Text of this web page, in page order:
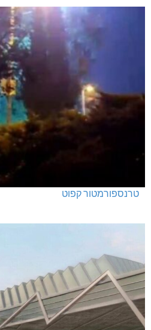
טרנספורמטור קפוט